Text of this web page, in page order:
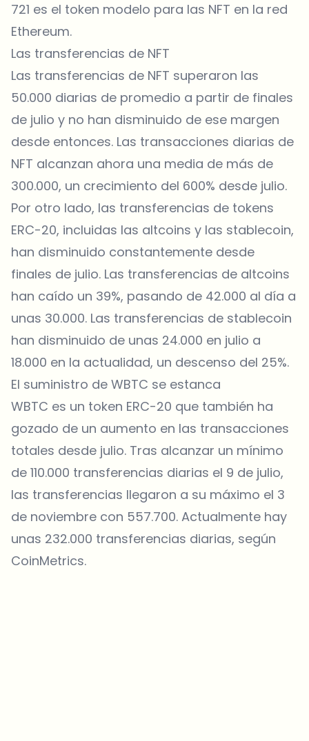
721 es el token modelo para las NFT en la red
Ethereum.
Las transferencias de NFT
Las transferencias de NFT superaron las
50.000 diarias de promedio a partir de finales
de julio y no han disminuido de ese margen
desde entonces. Las transacciones diarias de
NFT alcanzan ahora una media de más de
300.000, un crecimiento del 600% desde julio.
Por otro lado, las transferencias de tokens
ERC-20, incluidas las altcoins y las stablecoin,
han disminuido constantemente desde
finales de julio. Las transferencias de altcoins
han caído un 39%, pasando de 42.000 al día a
unas 30.000. Las transferencias de stablecoin
han disminuido de unas 24.000 en julio a
18.000 en la actualidad, un descenso del 25%.
El suministro de WBTC se estanca
WBTC es un token ERC-20 que también ha
gozado de un aumento en las transacciones
totales desde julio. Tras alcanzar un mínimo
de 110.000 transferencias diarias el 9 de julio,
las transferencias llegaron a su máximo el 3
de noviembre con 557.700. Actualmente hay
unas 232.000 transferencias diarias, según
CoinMetrics.